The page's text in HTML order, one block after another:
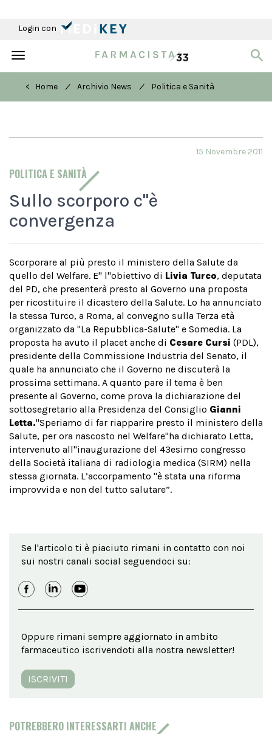
Login con
Toggle
< Home
/ Archivio News / Politica e Sanità
POLITICA E SANITÀ
15 Novembre 2011
Sullo scorporo c''è
convergenza
Scorporare al più presto il ministero della Salute da
quello del Welfare. E'' l''obiettivo di Livia Turco, deputata
del PD, che presenterà presto al Governo una proposta
per ricostituire il dicastero della Salute. Lo ha annunciato
la stessa Turco, a Roma, al convegno sulla Terza età
organizzato da ''La Repubblica-Salute'' e Somedia. La
proposta ha avuto il placet anche di Cesare Cursi (PDL),
presidente della Commissione Industria del Senato, il
quale ha annunciato che il Governo ne discuterà la
prossima settimana. A quanto pare il tema è ben
presente al Governo, come prova la dichiarazione del
sottosegretario alla Presidenza del Consiglio Gianni
Letta."Speriamo di far riapparire presto il ministero della
Salute, per ora nascosto nel Welfare"ha dichiarato Letta,
intervenuto all''inaugurazione del 43esimo congresso
della Società italiana di radiologia medica (SIRM) nella
stessa giornata. L’accorpamento "è stata una riforma
improvvida e non del tutto salutare”.
Se l'articolo ti è piaciuto rimani in contatto con noi
sui nostri canali social seguendoci su:
Oppure rimani sempre aggiornato in ambito
farmaceutico iscrivendoti alla nostra newsletter!
ISCRIVITI
POTREBBERO INTERESSARTI ANCHE